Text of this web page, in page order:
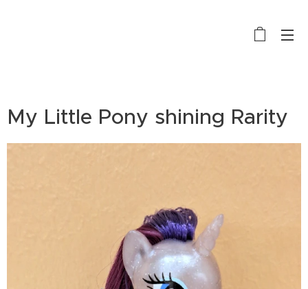
My Little Pony shining Rarity